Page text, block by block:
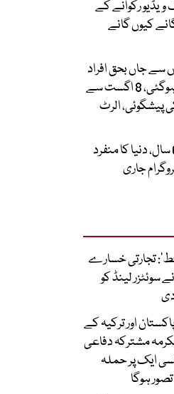
رکوانے کے
کیوں گانے
سے جاں بحق افراد
کی تعداد 151 ہوگئی، 8 اگست سے
الرٹ
ایک دھن 639 سال، دنیا کا منفرد
جاری
تجارتی خسارے
سوئٹزر لینڈ کو
اور ترکیہ کے
مشترکہ دفاعی
ایک پر حملہ
ہوگا